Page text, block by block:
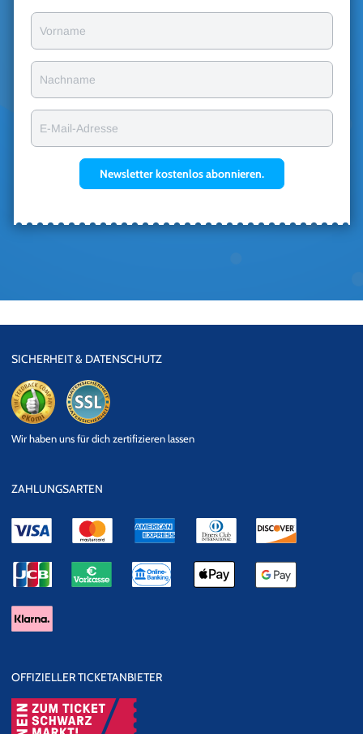
Vorname
Nachname
E-Mail-Adresse
Newsletter kostenlos abonnieren.
SICHERHEIT & DATENSCHUTZ
Datensicherheit
Wir haben uns für dich zertifizieren lassen
ZAHLUNGSARTEN
OFFIZIELLER TICKETANBIETER